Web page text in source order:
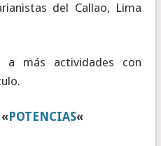
del Callao, Lima
a más actividades con
POTENCIAS«